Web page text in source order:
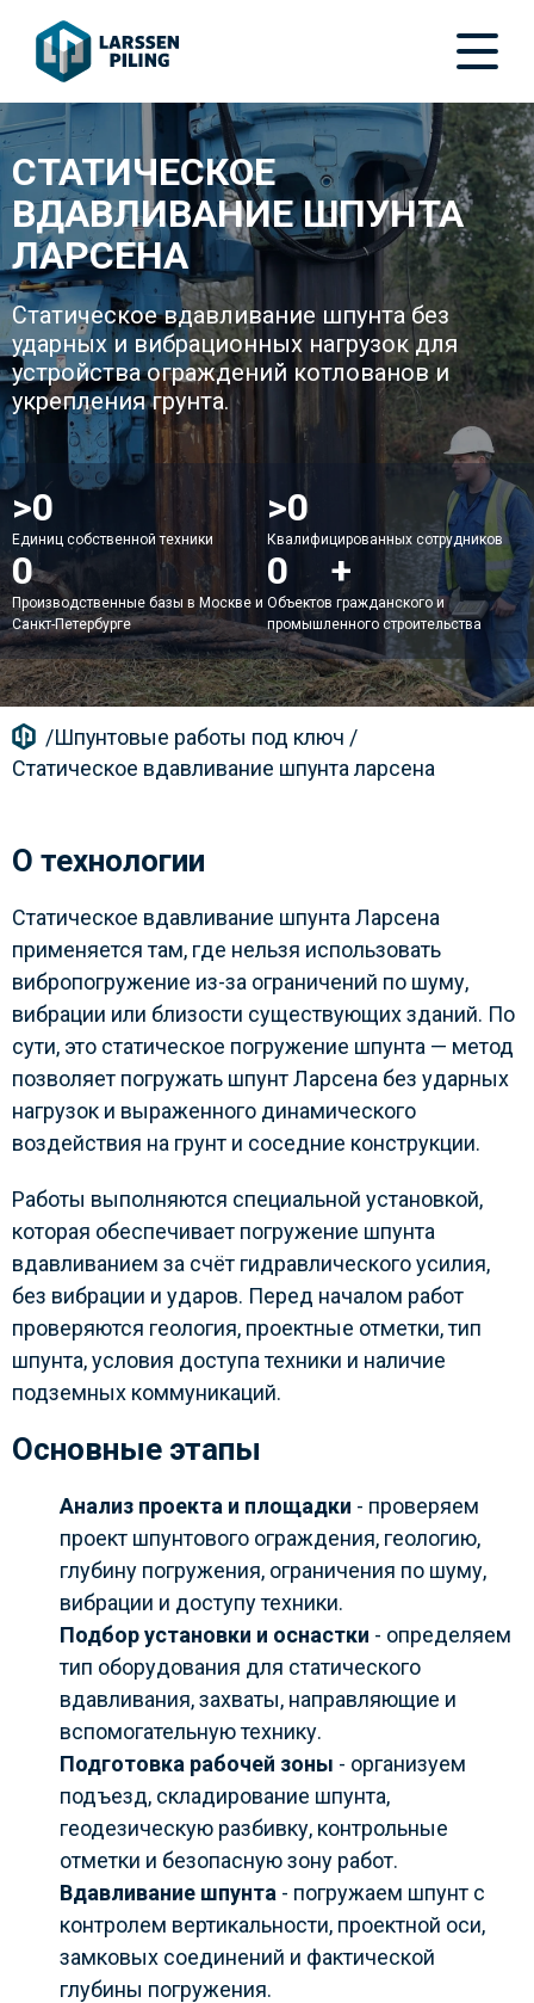
СТАТИЧЕСКОЕ
ВДАВЛИВАНИЕ ШПУНТА
ЛАРСЕНА
Статическое вдавливание шпунта без
ударных и вибрационных нагрузок для
устройства ограждений котлованов и
укрепления грунта.
>50
Единиц собственной техники
>150
Квалифицированных сотрудников
2
Производственные базы в Москве и
Санкт-Петербурге
200 +
Объектов гражданского и
промышленного строительства
/Шпунтовые работы под ключ /
Статическое вдавливание шпунта ларсена
О технологии
Статическое вдавливание шпунта Ларсена
применяется там, где нельзя использовать
вибропогружение из-за ограничений по шуму,
вибрации или близости существующих зданий. По
сути, это статическое погружение шпунта — метод
позволяет погружать шпунт Ларсена без ударных
нагрузок и выраженного динамического
воздействия на грунт и соседние конструкции.
Работы выполняются специальной установкой,
которая обеспечивает погружение шпунта
вдавливанием за счёт гидравлического усилия,
без вибрации и ударов. Перед началом работ
проверяются геология, проектные отметки, тип
шпунта, условия доступа техники и наличие
подземных коммуникаций.
Основные этапы
Анализ проекта и площадки - проверяем
проект шпунтового ограждения, геологию,
глубину погружения, ограничения по шуму,
вибрации и доступу техники.
Подбор установки и оснастки - определяем
тип оборудования для статического
вдавливания, захваты, направляющие и
вспомогательную технику.
Подготовка рабочей зоны - организуем
подъезд, складирование шпунта,
геодезическую разбивку, контрольные
отметки и безопасную зону работ.
Вдавливание шпунта - погружаем шпунт с
контролем вертикальности, проектной оси,
замковых соединений и фактической
глубины погружения.